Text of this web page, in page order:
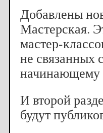
Добавлены
Мастерская.
мастер-
не связанных
И второй
будут